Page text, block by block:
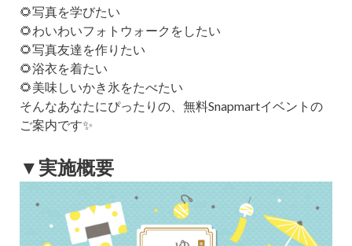
🌻写真を学びたい
🌻わいわいフォトウォークをしたい
🌻写真友達を作りたい
🌻浴衣を着たい
🌻美味しいかき氷をたべたい
そんなあなたにぴったりの、無料Snapmartイベントの
ご案内です✨
▼実施概要